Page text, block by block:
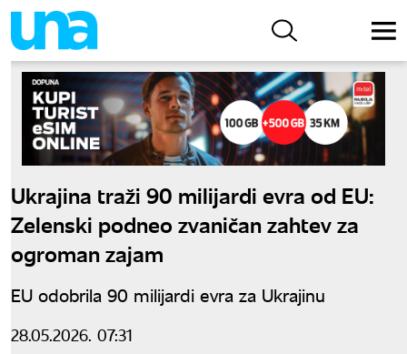
Ukrajina traži 90 milijardi evra od EU:
Zelenski podneo zvaničan zahtev za
ogroman zajam
EU odobrila 90 milijardi evra za Ukrajinu
28.05.2026. 07:31